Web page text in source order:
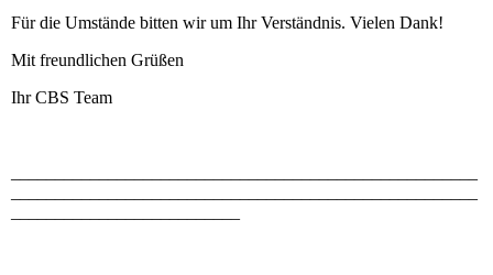
Für die Umstände bitten wir um Ihr Verständnis. Vielen Dank!
Mit freundlichen Grüßen
Ihr CBS Team